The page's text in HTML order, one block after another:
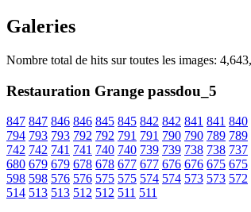
Galeries
Nombre total de hits sur toutes les images:
Restauration Grange passdou_5
847 847 846 846 845 845 842 842 841 841 840
794 793 793 792 792 791 791 790 790 789 789
742 742 741 741 740 740 739 739 738 738 737
680 679 679 678 678 677 677 676 676 675 675
598 598 576 576 575 575 574 574 573 573 572
514 513 513 512 512 511 511